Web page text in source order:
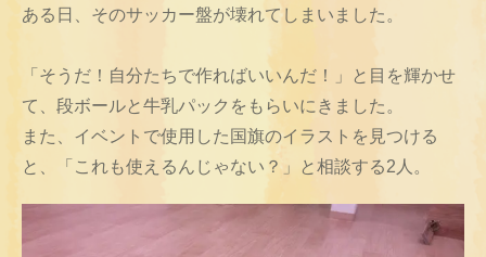
ある日、そのサッカー盤が壊れてしまいました。
「そうだ！自分たちで作ればいいんだ！」と目を輝かせ
て、段ボールと牛乳パックをもらいにきました。
また、イベントで使用した国旗のイラストを見つける
と、「これも使えるんじゃない？」と相談する2人。